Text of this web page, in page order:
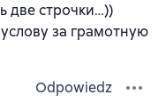
две строчки…))
за грамотную
Odpowiedz